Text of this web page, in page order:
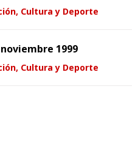
Cultura y Deporte
noviembre 1999
Cultura y Deporte